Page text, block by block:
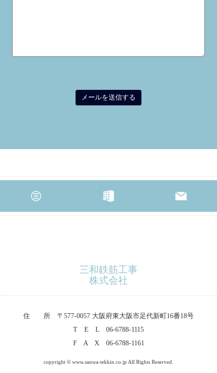
三和鉄筋工事
株式会社
住 所 〒577-0057 大阪府東大阪市足代新町16番18号
T E L 06-6788-1115
F A X 06-6788-1161
copyright © www.sanwa-tekkin.co.jp All Rights Reserved.